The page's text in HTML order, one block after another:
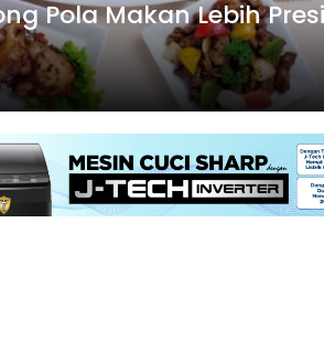
Pola Makan Lebih